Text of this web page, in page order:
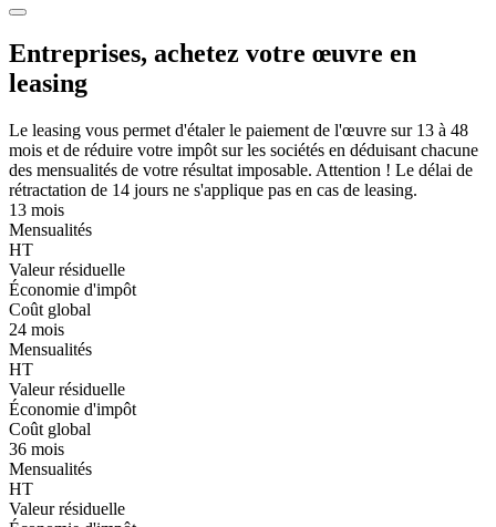
Entreprises, achetez votre œuvre en
leasing
Le leasing vous permet d'étaler le paiement de l'œuvre sur 13 à 48
mois et de réduire votre impôt sur les sociétés en déduisant chacune
des mensualités de votre résultat imposable. Attention ! Le délai de
rétractation de 14 jours ne s'applique pas en cas de leasing.
13 mois
Mensualités
HT
Valeur résiduelle
Économie d'impôt
Coût global
24 mois
Mensualités
HT
Valeur résiduelle
Économie d'impôt
Coût global
36 mois
Mensualités
HT
Valeur résiduelle